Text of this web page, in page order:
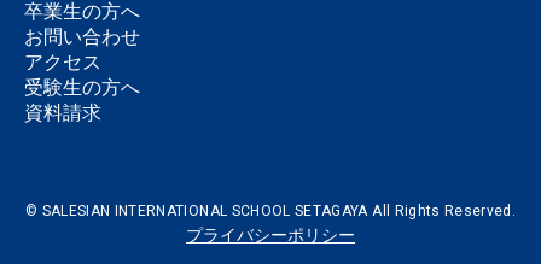
卒業生の方へ
お問い合わせ
アクセス
受験生の方へ
資料請求
© SALESIAN INTERNATIONAL SCHOOL SETAGAYA All Rights Reserved.
プライバシーポリシー